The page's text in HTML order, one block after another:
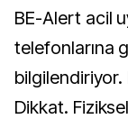
BE-Alert acil
telefonlarına
bilgilendiriyor.
Dikkat.